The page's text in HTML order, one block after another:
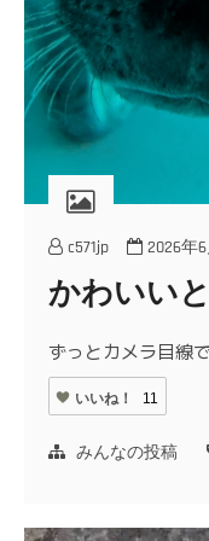
c571jp 2026年6
かわいい
ずっとカメラ目線
いいね！ 11
みんなの投稿